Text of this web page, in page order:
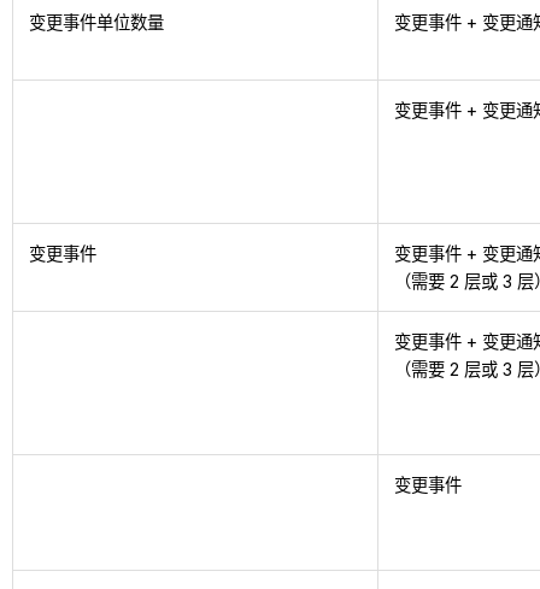
变更事件单位数量 变更事件 + 变更通
变更事件 + 变更通
变更事件
变更事件 + 变更通
（需要 2 层或 3 层
变更事件 + 变更通
（需要 2 层或 3 层
变更事件